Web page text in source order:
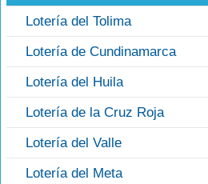
Lotería del Tolima
Lotería de Cundinamarca
Lotería del Huila
Lotería de la Cruz Roja
Lotería del Valle
Lotería del Meta